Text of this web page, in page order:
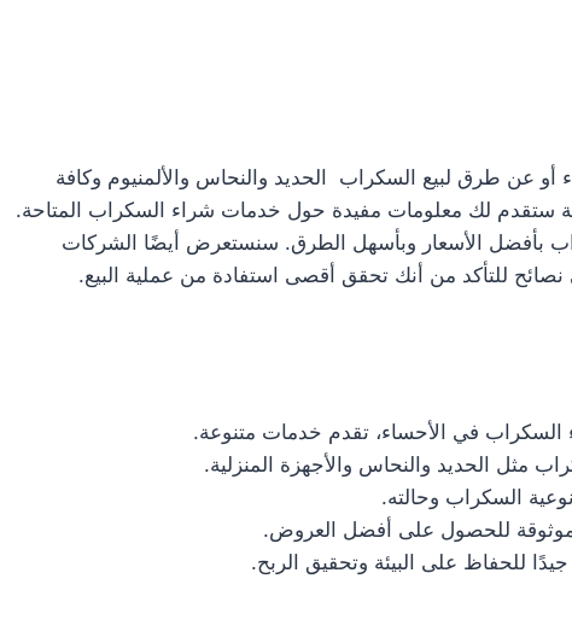
أو عن طرق لبيع السكراب الحديد والنحاس والألمنيوم وكافة
ستقدم لك معلومات مفيدة حول خدمات شراء السكراب المتاحة.
بأفضل الأسعار وبأسهل الطرق. سنستعرض أيضًا الشركات
نصائح للتأكد من أنك تحقق أقصى استفادة من عملية البيع.
في الأحساء، تقدم خدمات متنوعة.
مثل الحديد والنحاس والأجهزة المنزلية.
السكراب وحالته.
للحصول على أفضل العروض.
للحفاظ على البيئة وتحقيق الربح.